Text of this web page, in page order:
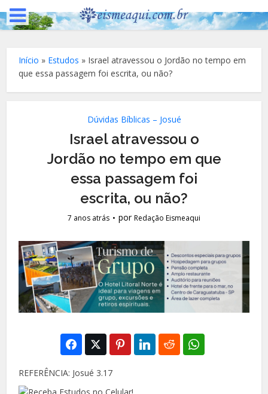
Início » Estudos » Israel atravessou o Jordão no tempo em
que essa passagem foi escrita, ou não?
Dúvidas Bíblicas – Josué
Israel atravessou o
Jordão no tempo em que
essa passagem foi
escrita, ou não?
7 anos atrás porRedação Eismeaqui
REFERÊNCIA: Josué 3.17